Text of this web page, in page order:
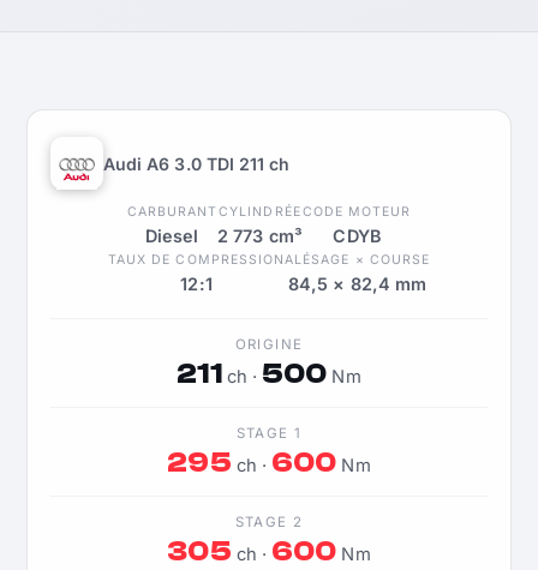
Audi A6 3.0 TDI 211 ch
CARBURANT
Diesel
CYLINDRÉE
2 773 cm³
CODE MOTEUR
CDYB
TAUX DE COMPRESSION
12:1
ALÉSAGE × COURSE
84,5 × 82,4 mm
ORIGINE
211 ch · 500 Nm
STAGE 1
295 ch · 600 Nm
STAGE 2
305 ch · 600 Nm